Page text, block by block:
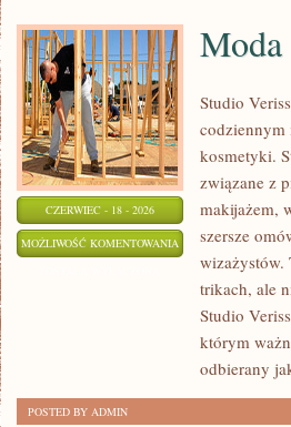
CZERWIEC - 18 - 2026
MOŻLIWOŚĆ KOMENTOWANIA MODA
URODA
Studio
codziennym
kosmetyki.
związane z
makijażem,
szersze
wizażystów.
trikach, ale
Studio
którym
odbierany
POSTED BY ADMIN